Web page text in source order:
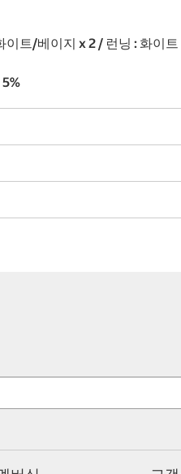
이트/베이지 x 2 / 런닝 : 화이